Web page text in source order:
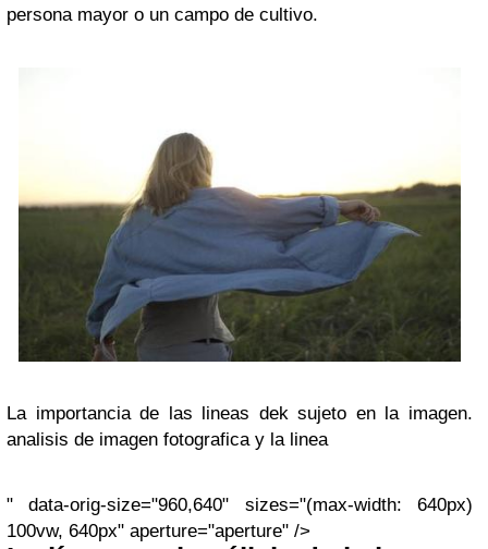
persona mayor o un campo de cultivo.
La importancia de las lineas dek sujeto en la imagen.
analisis de imagen fotografica y la linea
" data-orig-size="960,640" sizes="(max-width: 640px)
100vw, 640px" aperture="aperture" />